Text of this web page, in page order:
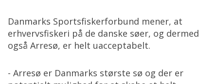
Danmarks Sportsfiskerforbund mener, at
erhvervsfiskeri på de danske søer, og dermed
også Arresø, er helt uacceptabelt.
- Arresø er Danmarks største sø og der er